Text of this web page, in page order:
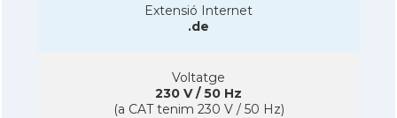
Extensió Internet
.de
Voltatge
230 V / 50 Hz
(a CAT tenim 230 V / 50 Hz)